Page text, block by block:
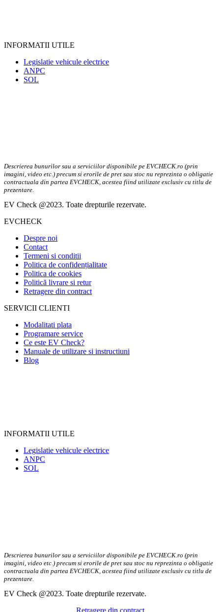
INFORMATII UTILE
Legislatie vehicule electrice
ANPC
SOL
Descrierea bunurilor sau a serviciilor disponibile pe EVCHECK.ro (prin
imagini, video etc.) precum si erorile de pret sau stoc nu reprezinta o obligatie
contractuala din partea EVCHECK, acestea fiind utilizate exclusiv cu titlu de
prezentare.
EV Check @2023. Toate drepturile rezervate.
EVCHECK
Despre noi
Contact
Termeni si conditii
Politica de confidențialitate
Politica de cookies
Politică livrare si retur
Retragere din contract
SERVICII CLIENTI
Modalitati plata
Programare service
Ce este EV Check?
Manuale de utilizare si instructiuni
Blog
INFORMATII UTILE
Legislatie vehicule electrice
ANPC
SOL
Descrierea bunurilor sau a serviciilor disponibile pe EVCHECK.ro (prin
imagini, video etc.) precum si erorile de pret sau stoc nu reprezinta o obligatie
contractuala din partea EVCHECK, acestea fiind utilizate exclusiv cu titlu de
prezentare.
EV Check @2023. Toate drepturile rezervate.
Retragere din contract